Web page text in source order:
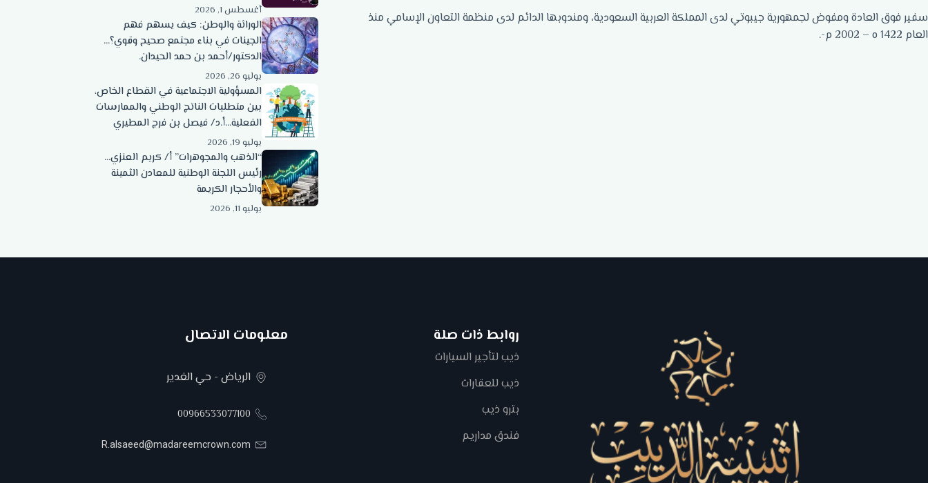
سفير فوق العادة ومفوض لجمهورية جيبوتي لدى المملكة العربية السعودية، ومندوبها الدائم لدى منظمة التعاون الإسامي منذ
العام 1422 ه – 2002 م-.
أغسطس 1, 2026
الوراثة والوطن: كيف يسهم فهم
الجينات في بناء مجتمع صحيح وقوي؟…
الدكتور/أحمد بن حمد الحيدان.
يوليو 26, 2026
المسؤولية الاجتماعية في القطاع الخاص،
بين متطلبات الناتج الوطني والممارسات
الفعلية…أ.د/ فيصل بن فرج المطيري
يوليو 19, 2026
“الذهب والمجوهرات” أ/ كريم العنزي…
رئيس اللجنة الوطنية للمعادن الثمينة
والأحجار الكريمة
يوليو 11, 2026
روابط ذات صلة
ذيب لتأجير السيارات
ذيب للعقارات
بترو ذيب
فندق مداريم
معلومات الاتصال
الرياض - حي الغدير
00966533077100
R.alsaeed@madareemcrown.com